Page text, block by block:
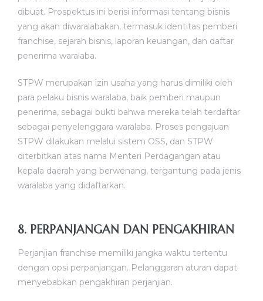
dibuat. Prospektus ini berisi informasi tentang bisnis
yang akan diwaralabakan, termasuk identitas pemberi
franchise, sejarah bisnis, laporan keuangan, dan daftar
penerima waralaba.
STPW merupakan izin usaha yang harus dimiliki oleh
para pelaku bisnis waralaba, baik pemberi maupun
penerima, sebagai bukti bahwa mereka telah terdaftar
sebagai penyelenggara waralaba. Proses pengajuan
STPW dilakukan melalui sistem OSS, dan STPW
diterbitkan atas nama Menteri Perdagangan atau
kepala daerah yang berwenang, tergantung pada jenis
waralaba yang didaftarkan.
8. PERPANJANGAN DAN PENGAKHIRAN
Perjanjian franchise memiliki jangka waktu tertentu
dengan opsi perpanjangan. Pelanggaran aturan dapat
menyebabkan pengakhiran perjanjian.